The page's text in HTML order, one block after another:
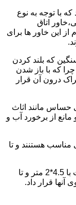
با توجه به نوع
اتاق
این خاور ها برای
که بلند کردن
که با باز شدن
درون آن قرار
حساس مانند اثاث
از برخورد آب و
هستنند و تا
ابعاد بارگیر خاور ها به طور متوسط برابر است با 4.5*2 متر و تا